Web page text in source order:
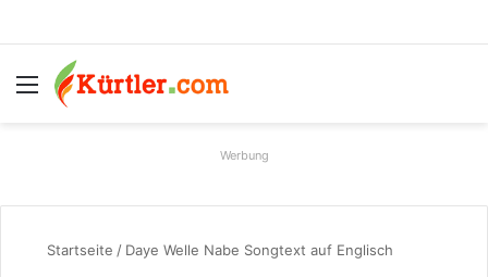
Menü
Werbung
Startseite / Daye Welle Nabe Songtext auf Englisch